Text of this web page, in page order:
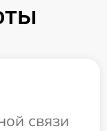
связи